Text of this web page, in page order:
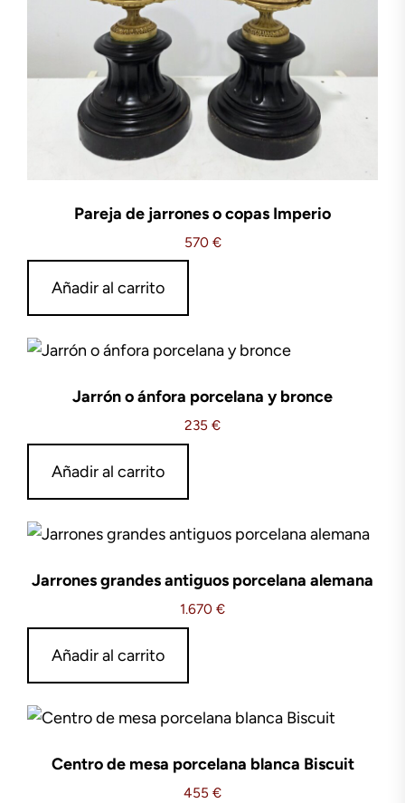
Pareja de jarrones o copas Imperio
570 €
Añadir al carrito
Jarrón o ánfora porcelana y bronce
235 €
Añadir al carrito
Jarrones grandes antiguos porcelana alemana
1.670 €
Añadir al carrito
Centro de mesa porcelana blanca Biscuit
455 €